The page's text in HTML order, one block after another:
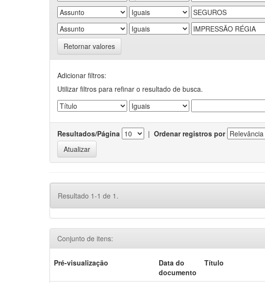
Retornar valores
Adicionar filtros:
Utilizar filtros para refinar o resultado de busca.
Resultados/Página | Ordenar registros por
Resultado 1-1 de 1.
Conjunto de itens:
Pré-visualização
Data do
documento
Título